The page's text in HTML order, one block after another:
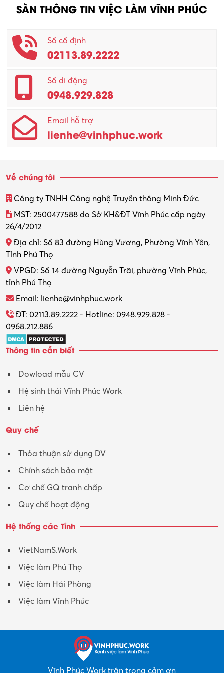
SÀN THÔNG TIN VIỆC LÀM VĨNH PHÚC
Số cố định
02113.89.2222
Số di động
0948.929.828
Email hỗ trợ
lienhe@vinhphuc.work
Về chúng tôi
Công ty TNHH Công nghệ Truyền thông Minh Đức
MST: 2500477588 do Sở KH&ĐT Vĩnh Phúc cấp ngày
26/4/2012
Địa chỉ: Số 83 đường Hùng Vương, Phường Vĩnh Yên,
Tỉnh Phú Thọ
VPGD: Số 14 đường Nguyễn Trãi, phường Vĩnh Phúc,
tỉnh Phú Thọ
Email: lienhe@vinhphuc.work
ĐT: 02113.89.2222 - Hotline: 0948.929.828 -
0968.212.886
Thông tin cần biết
Dowload mẫu CV
Hệ sinh thái Vĩnh Phúc Work
Liên hệ
Quy chế
Thỏa thuận sử dụng DV
Chính sách bảo mật
Cơ chế GQ tranh chấp
Quy chế hoạt động
Hệ thống các Tỉnh
VietNamS.Work
Việc làm Phú Thọ
Việc làm Hải Phòng
Việc làm Vĩnh Phúc
Vĩnh Phúc Work trân trọng cảm ơn